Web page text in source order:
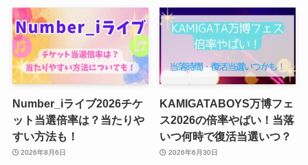
Number_iライブ2026チケ
ット当選倍率は？当たりや
すい方法も！
2026年8月6日
KAMIGATABOYS万博フェ
ス2026の倍率やばい！当落
いつ何時で復活当選いつ？
2026年6月30日